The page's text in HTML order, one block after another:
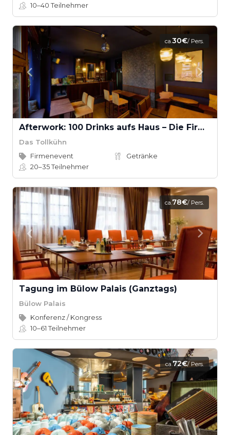
10–40Teilnehmer
ca.30€/ Pers.
Afterwork: 100 Drinks aufs Haus – Die Firma lädt ein!
Das Tollkühn
Firmenevent
Getränke
20–35Teilnehmer
ca.78€/ Pers.
Tagung im Bülow Palais (Ganztags)
Bülow Palais
Konferenz / Kongress
10–61Teilnehmer
ca.72€/ Pers.